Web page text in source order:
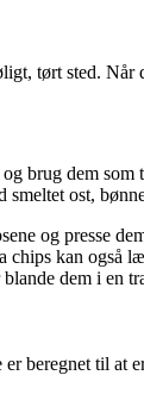
tørt sted. Når
brug dem som
smeltet ost,
og presse
chips kan også
dem i en
beregnet til at